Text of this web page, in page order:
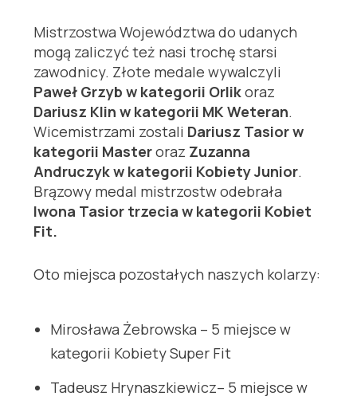
Mistrzostwa Województwa do udanych
mogą zaliczyć też nasi trochę starsi
zawodnicy. Złote medale wywalczyli
Paweł Grzyb w kategorii Orlikoraz
Dariusz Klin w kategorii MK Weteran.
Wicemistrzami zostali Dariusz Tasior w
kategorii Masteroraz Zuzanna
Andruczyk w kategorii Kobiety Junior.
Brązowy medal mistrzostw odebrała
Iwona Tasior trzecia w kategorii Kobiet
Fit.
Oto miejsca pozostałych naszych kolarzy:
Mirosława Żebrowska – 5 miejsce w
kategorii Kobiety Super Fit
Tadeusz Hrynaszkiewicz– 5 miejsce w